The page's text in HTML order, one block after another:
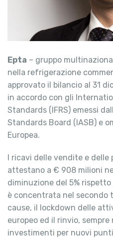
Epta – gruppo
nella refrigerazione
approvato il bilancio al 31
in accordo con gli
Standards (IFRS) emessi
Standards Board (IASB) e
Europea.
I ricavi delle vendite e
attestano a € 908 milioni
diminuzione del 5%
è concentrata nel secondo
cause, il lockdown delle
europeo ed il rinvio,
investimenti per nuovi